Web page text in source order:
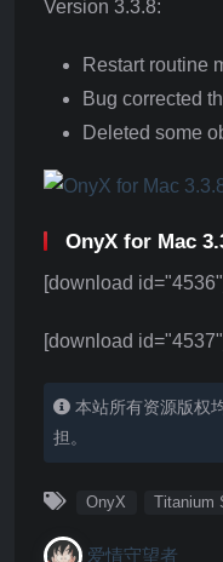
Version 3.3.8:
Restart routine
Bug corrected
Deleted some
OnyX for Mac
[download
[download
本站所有资源版权
担。
OnyX Titanium
爱情守望者